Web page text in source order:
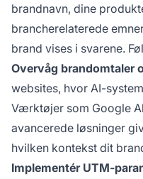
brandnavn, dine
brancherelaterede
brand vises i svarene.
Overvåg brandomtaler
websites, hvor AI-
Værktøjer som Google
avancerede løsninger
hvilken kontekst dit
Implementér UTM-